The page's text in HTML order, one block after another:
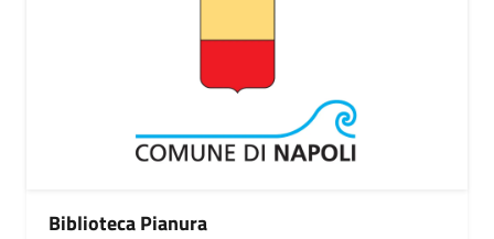
Biblioteca Pianura